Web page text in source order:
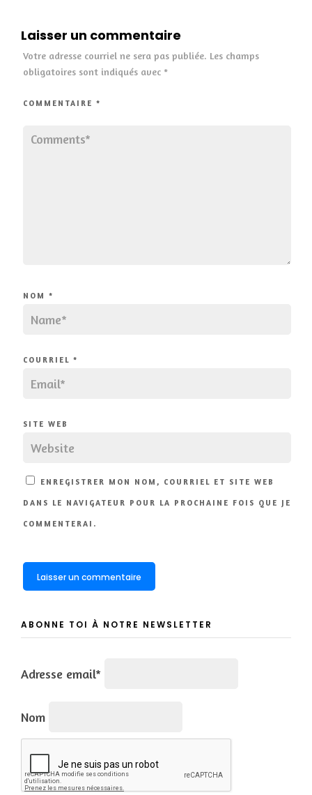
Laisser un commentaire
Votre adresse courriel ne sera pas publiée. Les champs
obligatoires sont indiqués avec *
COMMENTAIRE *
NOM *
COURRIEL *
SITE WEB
ENREGISTRER MON NOM, COURRIEL ET SITE WEB
DANS LE NAVIGATEUR POUR LA PROCHAINE FOIS QUE JE
COMMENTERAI.
ABONNE TOI À NOTRE NEWSLETTER
Adresse email*
Nom